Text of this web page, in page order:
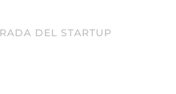
DEL STARTUP